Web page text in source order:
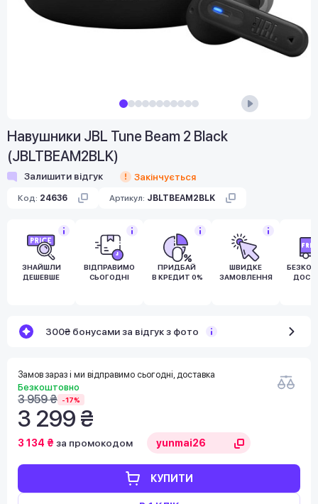
Навушники JBL Tune Beam 2 Black
(JBLTBEAM2BLK)
Залишити відгук Закінчується
Код: 24636 Артикул: JBLTBEAM2BLK
ЗНАЙШЛИ
ДЕШЕВШЕ
ВІДПРАВИМО
СЬОГОДНІ
ПРИДБАЙ
В КРЕДИТ 0%
ШВИДКЕ
ЗАМОВЛЕННЯ
300₴ бонусами за відгук з фото
Замов зараз і ми відправимо сьогодні, доставка
Безкоштовно
3 959 ₴ -17%
3 299 ₴
КУПИТИ
3 134 ₴ за промокодом